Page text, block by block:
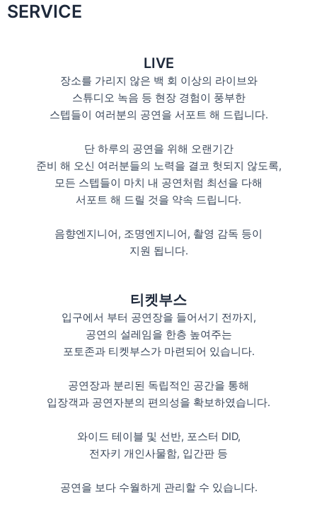
SERVICE
LIVE
장소를 가리지 않은 백 회 이상의 라이브와
스튜디오 녹음 등 현장 경험이 풍부한
스텝들이 여러분의 공연을 서포트 해 드립니다.
단 하루의 공연을 위해 오랜기간
준비 해 오신 여러분들의 노력을 결코 헛되지 않도록,
모든 스텝들이 마치 내 공연처럼 최선을 다해
서포트 해 드릴 것을 약속 드립니다.
음향엔지니어, 조명엔지니어, 촬영 감독 등이
지원 됩니다.
티켓부스
입구에서 부터 공연장을 들어서기 전까지,
공연의 설레임을 한층 높여주는
포토존과 티켓부스가 마련되어 있습니다.
공연장과 분리된 독립적인 공간을 통해
입장객과 공연자분의 편의성을 확보하였습니다.
와이드 테이블 및 선반, 포스터 DID,
전자키 개인사물함, 입간판 등
공연을 보다 수월하게 관리할 수 있습니다.